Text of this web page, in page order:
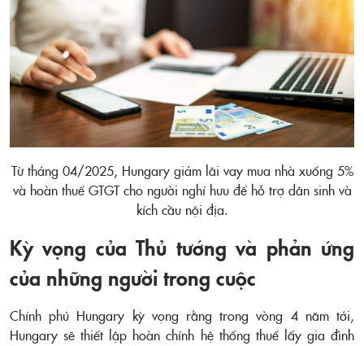
Từ tháng 04/2025, Hungary giảm lãi vay mua nhà xuống 5%
và hoàn thuế GTGT cho người nghỉ hưu để hỗ trợ dân sinh và
kích cầu nội địa.
Kỳ vọng của Thủ tướng và phản ứng
của những người trong cuộc
Chính phủ Hungary kỳ vọng rằng trong vòng 4 năm tới,
Hungary sẽ thiết lập hoàn chỉnh hệ thống thuế lấy gia đình